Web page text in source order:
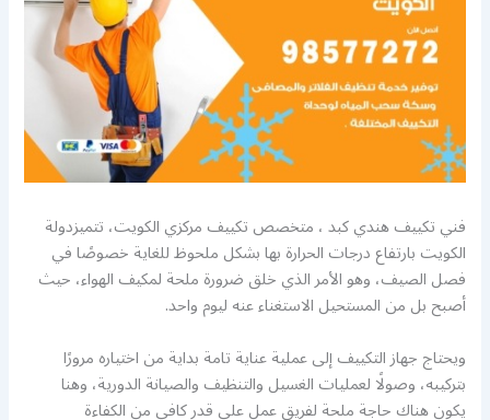
فني تكييف هندي كبد ، متخصص تكييف مركزي الكويت، تتميزدولة
الكويت بارتفاع درجات الحرارة بها بشكل ملحوظ للغاية خصوصًا في
فصل الصيف، وهو الأمر الذي خلق ضرورة ملحة لمكيف الهواء، حيث
أصبح بل من المستحيل الاستغناء عنه ليوم واحد.
ويحتاج جهاز التكييف إلى عملية عناية تامة بداية من اختياره مرورًا
بتركيبه، وصولًا لعمليات الغسيل والتنظيف والصيانة الدورية، وهنا
يكون هناك حاجة ملحة لفريق عمل على قدر كافي من الكفاءة